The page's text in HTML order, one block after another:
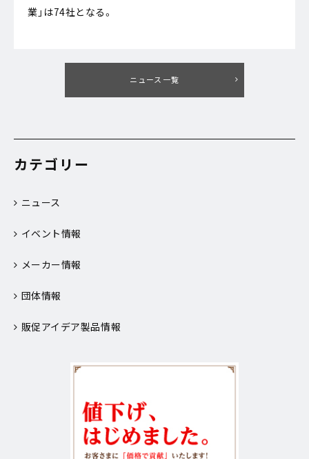
業」は74社となる。
ニュース一覧
カテゴリー
ニュース
イベント情報
メーカー情報
団体情報
販促アイデア製品情報